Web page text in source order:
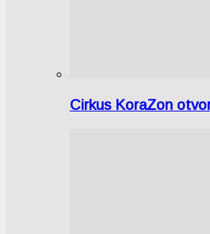
Cirkus KoraZon